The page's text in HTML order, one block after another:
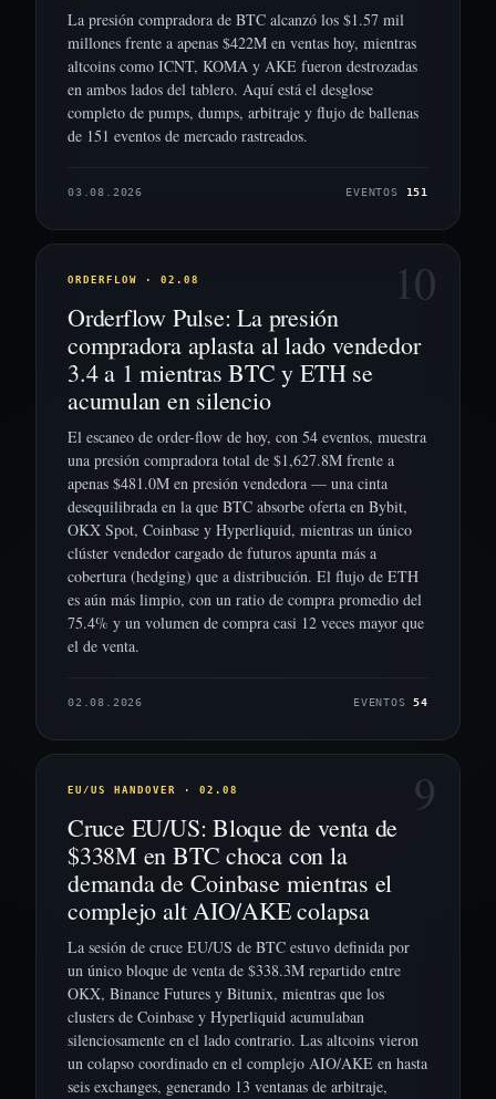
La presión compradora de BTC alcanzó los $1.57 mil
millones frente a apenas $422M en ventas hoy, mientras
altcoins como ICNT, KOMA y AKE fueron destrozadas
en ambos lados del tablero. Aquí está el desglose
completo de pumps, dumps, arbitraje y flujo de ballenas
de 151 eventos de mercado rastreados.
03.08.2026 EVENTOS 151
10
ORDERFLOW · 02.08
Orderflow Pulse: La presión
compradora aplasta al lado vendedor
3.4 a 1 mientras BTC y ETH se
acumulan en silencio
El escaneo de order-flow de hoy, con 54 eventos, muestra
una presión compradora total de $1,627.8M frente a
apenas $481.0M en presión vendedora — una cinta
desequilibrada en la que BTC absorbe oferta en Bybit,
OKX Spot, Coinbase y Hyperliquid, mientras un único
clúster vendedor cargado de futuros apunta más a
cobertura (hedging) que a distribución. El flujo de ETH
es aún más limpio, con un ratio de compra promedio del
75.4% y un volumen de compra casi 12 veces mayor que
el de venta.
02.08.2026 EVENTOS 54
9
EU/US HANDOVER · 02.08
Cruce EU/US: Bloque de venta de
$338M en BTC choca con la
demanda de Coinbase mientras el
complejo alt AIO/AKE colapsa
La sesión de cruce EU/US de BTC estuvo definida por
un único bloque de venta de $338.3M repartido entre
OKX, Binance Futures y Bitunix, mientras que los
clusters de Coinbase y Hyperliquid acumulaban
silenciosamente en el lado contrario. Las altcoins vieron
un colapso coordinado en el complejo AIO/AKE en hasta
seis exchanges, generando 13 ventanas de arbitraje,